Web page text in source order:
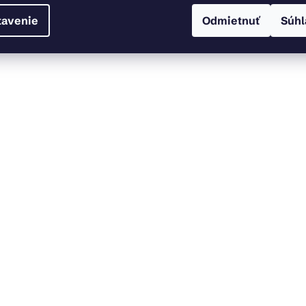
Odmietnuť